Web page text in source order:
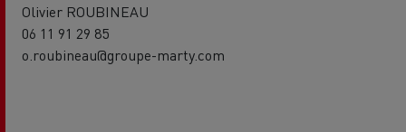
Olivier ROUBINEAU
06 11 91 29 85
o.roubineau@groupe-marty.com